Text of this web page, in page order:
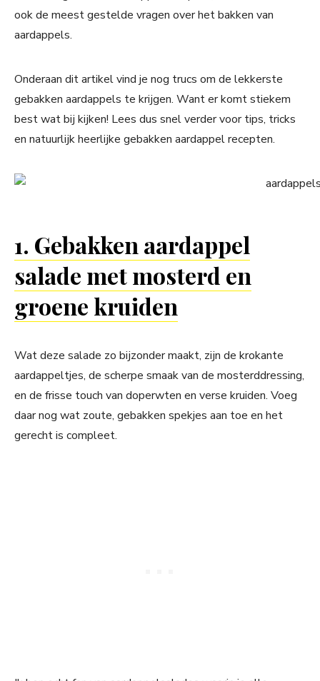
ook de meest gestelde vragen over het bakken van
aardappels.
Onderaan dit artikel vind je nog trucs om de lekkerste
gebakken aardappels te krijgen. Want er komt stiekem
best wat bij kijken! Lees dus snel verder voor tips, tricks
en natuurlijk heerlijke gebakken aardappel recepten.
1. Gebakken aardappel
salade met mosterd en
groene kruiden
Wat deze salade zo bijzonder maakt, zijn de krokante
aardappeltjes, de scherpe smaak van de mosterddressing,
en de frisse touch van doperwten en verse kruiden. Voeg
daar nog wat zoute, gebakken spekjes aan toe en het
gerecht is compleet.